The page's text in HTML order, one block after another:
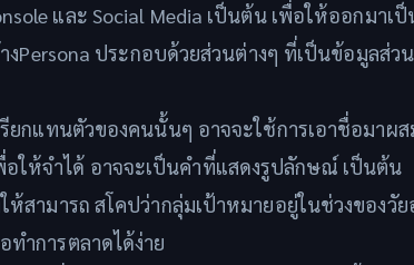
และ Social Media เป็นต้น เพื่อให้ออกมาเ
งPersona ประกอบด้วยส่วนต่างๆ ที่เป็นข้อมูลส่ว
รียกแทนตัวของคนนั้นๆ อาจจะใช้การเอาชื่อมาผ
ให้จำได้ อาจจะเป็นคำที่แสดงรูปลักษณ์ เป็นต้น
ห้สามารถ สโคปว่ากลุ่มเป้าหมายอยู่ในช่วงของวัย
ทำการตลาดได้ง่าย